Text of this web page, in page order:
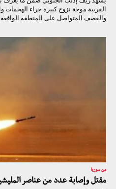
القريبة موجة نزوح كبيرة جراء الهجمات
والقصف المتواصل على المنطقة
من سوريا
مقتل وإصابة عدد من عناصر